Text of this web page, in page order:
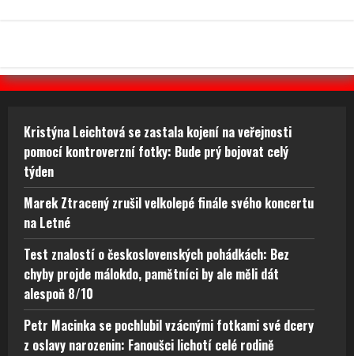
Kristýna Leichtová se zastala kojení na veřejnosti
pomocí kontroverzní fotky: Bude prý bojovat celý
týden
Marek Ztracený zrušil velkolepé finále svého koncertu
na Letné
Test znalostí o československých pohádkách: Bez
chyby projde málokdo, pamětníci by ale měli dát
alespoň 8/10
Petr Macinka se pochlubil vzácnými fotkami své dcery
z oslavy narozenin: Fanoušci lichotí celé rodině